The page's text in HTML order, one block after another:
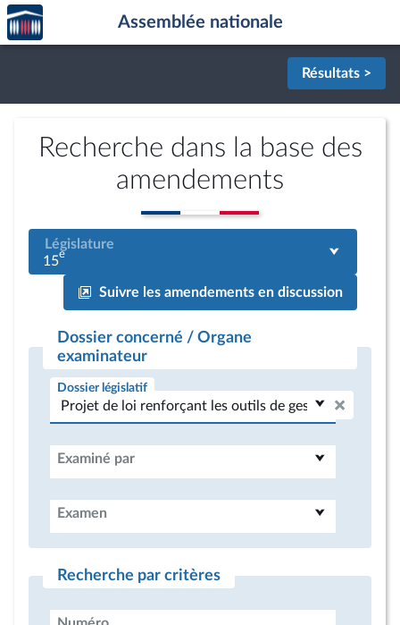
Aller au contenu
Aller en bas de la page
Accèder
à la
page
Assemblée nationale
Résultats >
Recherche dans la base des
amendements
Législature
15e
Suivre les amendements en discussion
Dossier concerné / Organe
examinateur
Dossier législatif
Examiné par
Examen
Recherche par critères